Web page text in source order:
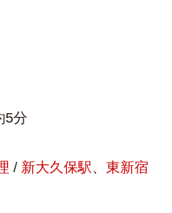
5分
/ 新大久保駅 、 東新宿